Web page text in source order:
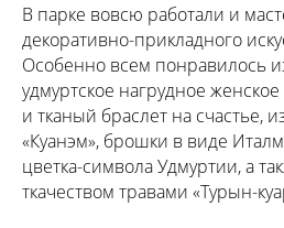
В парке вовсю работали и
декоративно-прикладного
Особенно всем понравилось
удмуртское нагрудное
и тканый браслет на счастье,
«Куанэм», брошки в виде
цветка-символа Удмуртии, а
ткачеством травами «Турын-